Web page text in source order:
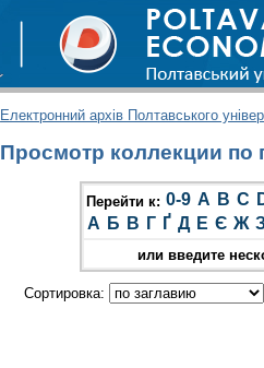
Електронний архів Полтавського
Просмотр коллекции по
Перейти к: 0-9 A B C
А Б В Г Ґ Д Е Є Ж
или введите
Сортировка: